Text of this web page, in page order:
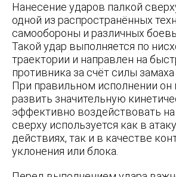
Нанесение ударов палкой
одной из распространённых
самообороны и различных
Такой удар выполняется по
траектории и направлен на
противника за счёт силы
При правильном исполнении он
развить значительную
эффективно воздействовать
сверху используется как в
действиях, так и в качестве
уклонения или блока.